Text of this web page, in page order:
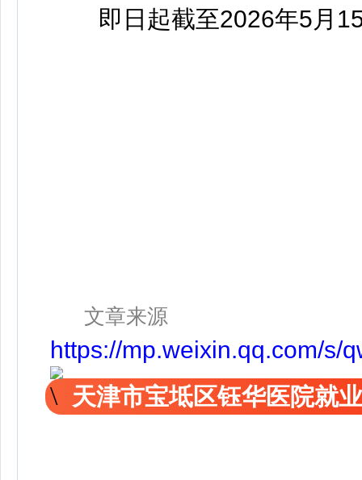
即日起截至2026年5月15
文章来源
https://mp.weixin.qq.com/s/
天津市宝坻区钰华医院就